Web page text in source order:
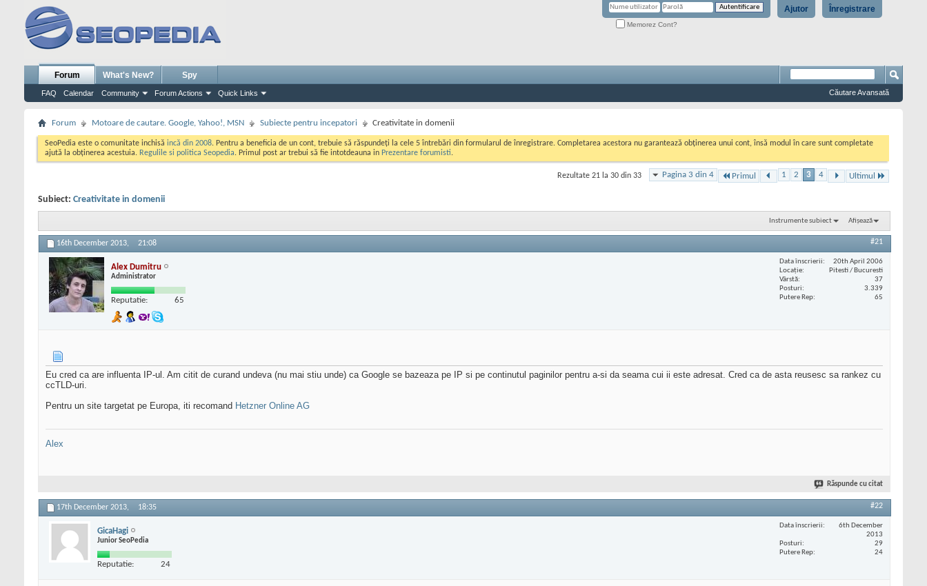
Înregistrare
Ajutor
Memorez Cont?
Forum
FAQ Calendar Community Forum Actions Quick Links
What's New? Spy
Căutare Avansată
Forum Motoare de cautare. Google, Yahoo!, MSN Subiecte pentru incepatori Creativitate in domenii
SeoPedia este o comunitate inchisă incă din 2008. Pentru a beneficia de un cont, trebuie să răspundeți la cele 5 întrebări din formularul de înregistrare. Completarea acestora nu garantează obținerea unui cont, însă modul în care sunt completate
ajută la obținerea acestuia. Regulile si politica Seopedia. Primul post ar trebui să fie intotdeauna in Prezentare forumisti.
Pagina 3 din 4 Primul 1 2 3 4 Ultimul
Rezultate 21 la 30 din 33
Subiect: Creativitate in domenii
Instrumente subiect Afișează
16th December 2013, 21:08 #21
Alex Dumitru
Administrator
Reputatie: 65
Data înscrierii
20th April 2006
Locaţie
Pitesti / Bucuresti
Vârstă
37
Posturi
3.339
Putere Rep
65
Eu cred ca are influenta IP-ul. Am citit de curand undeva (nu mai stiu unde) ca Google se bazeaza pe IP si pe continutul paginilor pentru a-si da seama cui ii este adresat. Cred ca de asta reusesc sa rankez cu
ccTLD-uri.
Pentru un site targetat pe Europa, iti recomand Hetzner Online AG
Alex
Răspunde cu citat
17th December 2013, 18:35 #22
GicaHagi
Junior SeoPedia
Reputatie: 24
Data înscrierii
6th December
2013
Posturi
29
Putere Rep
24